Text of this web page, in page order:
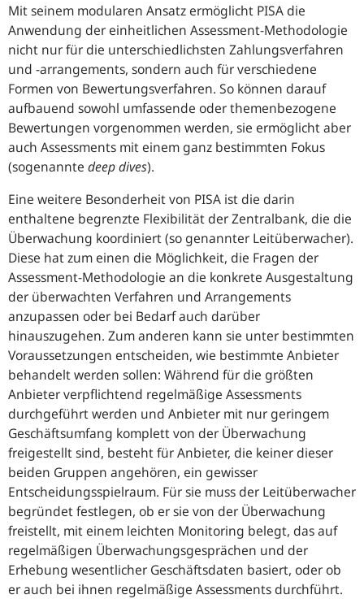
Mit seinem modularen Ansatz ermöglicht PISA die
Anwendung der einheitlichen Assessment-Methodologie
nicht nur für die unterschiedlichsten Zahlungsverfahren
und ‑arrangements, sondern auch für verschiedene
Formen von Bewertungsverfahren. So können darauf
aufbauend sowohl umfassende oder themenbezogene
Bewertungen vorgenommen werden, sie ermöglicht aber
auch Assessments mit einem ganz bestimmten Fokus
(sogenannte deep dives).
Eine weitere Besonderheit von PISA ist die darin
enthaltene begrenzte Flexibilität der Zentralbank, die die
Überwachung koordiniert (so genannter Leitüberwacher).
Diese hat zum einen die Möglichkeit, die Fragen der
Assessment-Methodologie an die konkrete Ausgestaltung
der überwachten Verfahren und Arrangements
anzupassen oder bei Bedarf auch darüber
hinauszugehen. Zum anderen kann sie unter bestimmten
Voraussetzungen entscheiden, wie bestimmte Anbieter
behandelt werden sollen: Während für die größten
Anbieter verpflichtend regelmäßige Assessments
durchgeführt werden und Anbieter mit nur geringem
Geschäftsumfang komplett von der Überwachung
freigestellt sind, besteht für Anbieter, die keiner dieser
beiden Gruppen angehören, ein gewisser
Entscheidungsspielraum. Für sie muss der Leitüberwacher
begründet festlegen, ob er sie von der Überwachung
freistellt, mit einem leichten Monitoring belegt, das auf
regelmäßigen Überwachungsgesprächen und der
Erhebung wesentlicher Geschäftsdaten basiert, oder ob
er auch bei ihnen regelmäßige Assessments durchführt.